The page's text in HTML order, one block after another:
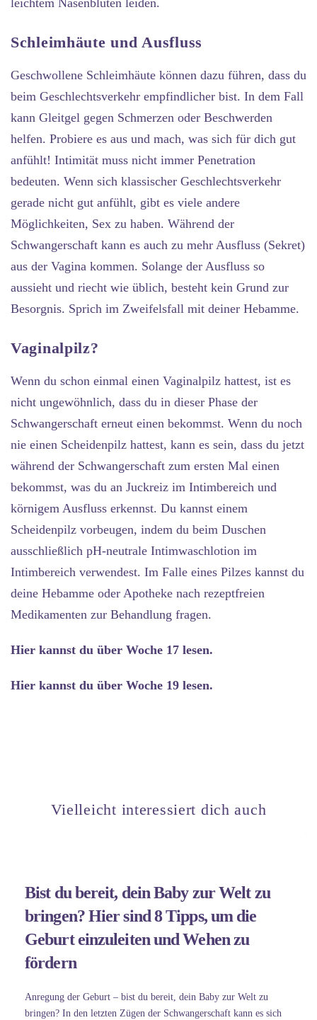
leichtem Nasenbluten leiden.
Schleimhäute und Ausfluss
Geschwollene Schleimhäute können dazu führen, dass du
beim Geschlechtsverkehr empfindlicher bist. In dem Fall
kann Gleitgel gegen Schmerzen oder Beschwerden
helfen. Probiere es aus und mach, was sich für dich gut
anfühlt! Intimität muss nicht immer Penetration
bedeuten. Wenn sich klassischer Geschlechtsverkehr
gerade nicht gut anfühlt, gibt es viele andere
Möglichkeiten, Sex zu haben. Während der
Schwangerschaft kann es auch zu mehr Ausfluss (Sekret)
aus der Vagina kommen. Solange der Ausfluss so
aussieht und riecht wie üblich, besteht kein Grund zur
Besorgnis. Sprich im Zweifelsfall mit deiner Hebamme.
Vaginalpilz?
Wenn du schon einmal einen Vaginalpilz hattest, ist es
nicht ungewöhnlich, dass du in dieser Phase der
Schwangerschaft erneut einen bekommst. Wenn du noch
nie einen Scheidenpilz hattest, kann es sein, dass du jetzt
während der Schwangerschaft zum ersten Mal einen
bekommst, was du an Juckreiz im Intimbereich und
körnigem Ausfluss erkennst. Du kannst einem
Scheidenpilz vorbeugen, indem du beim Duschen
ausschließlich pH-neutrale Intimwaschlotion im
Intimbereich verwendest. Im Falle eines Pilzes kannst du
deine Hebamme oder Apotheke nach rezeptfreien
Medikamenten zur Behandlung fragen.
Hier kannst du über Woche 17 lesen.
Hier kannst du über Woche 19 lesen.
Vielleicht interessiert dich auch
Bist du bereit, dein Baby zur Welt zu
bringen? Hier sind 8 Tipps, um die
Geburt einzuleiten und Wehen zu
fördern
Anregung der Geburt – bist du bereit, dein Baby zur Welt zu
bringen? In den letzten Zügen der Schwangerschaft kann es sich